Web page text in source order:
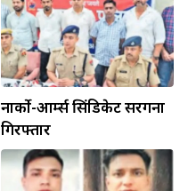
नार्को-आर्म्स सिंडिकेट सरगना
गिरफ्तार